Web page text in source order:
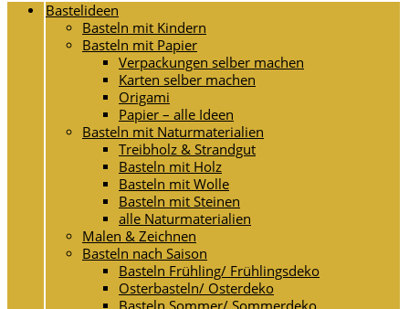
Bastelideen
Basteln mit Kindern
Basteln mit Papier
Verpackungen selber machen
Karten selber machen
Origami
Papier – alle Ideen
Basteln mit Naturmaterialien
Treibholz & Strandgut
Basteln mit Holz
Basteln mit Wolle
Basteln mit Steinen
alle Naturmaterialien
Malen & Zeichnen
Basteln nach Saison
Basteln Frühling/ Frühlingsdeko
Osterbasteln/ Osterdeko
Basteln Sommer/ Sommerdeko